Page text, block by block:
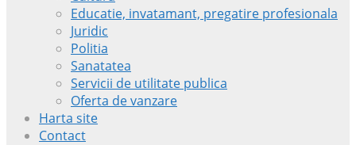
Educatie, invatamant, pregatire profesionala
Juridic
Politia
Sanatatea
Servicii de utilitate publica
Oferta de vanzare
Harta site
Contact